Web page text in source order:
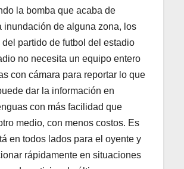
la bomba que acaba de
inundación de alguna zona, los
del partido de futbol del estadio
no necesita un equipo entero
con cámara para reportar lo que
dar la información en
con más facilidad que
medio, con menos costos. Es
en todos lados para el oyente y
rápidamente en situaciones